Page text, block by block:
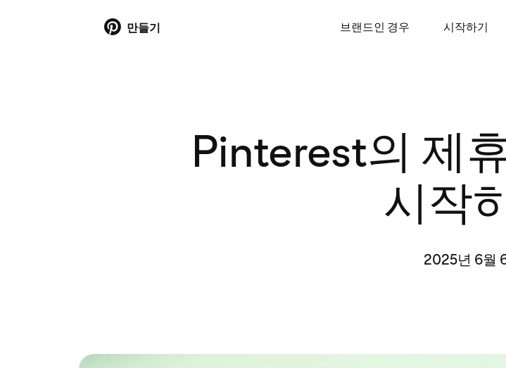
만들기 브랜드인 경우 시작하기
Pinterest의 제
시작
2025년 6월